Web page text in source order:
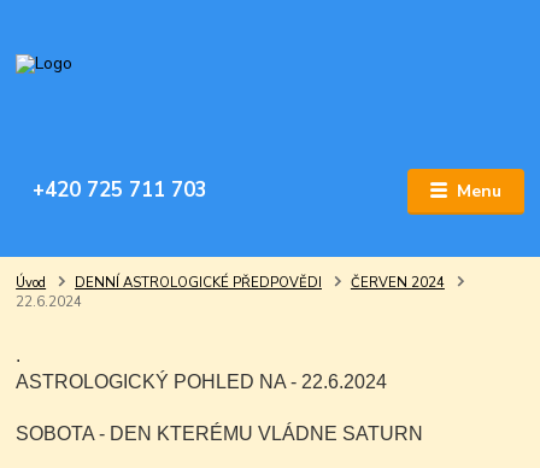
Menu
+420 725 711 703
Úvod DENNÍ ASTROLOGICKÉ PŘEDPOVĚDI
ČERVEN 2024
22.6.2024
.
ASTROLOGICKÝ POHLED NA - 22.6.2024
SOBOTA - DEN KTERÉMU VLÁDNE SATURN